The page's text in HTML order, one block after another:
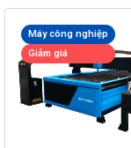
Máy công nghiệp
Giảm giá